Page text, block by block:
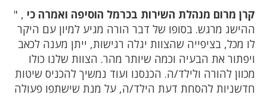
קרן מרום מנהלת השירות בכרמל הוסיפה ואמרה כי , "
ההישג מרגש. בסופו של דבר הורה מגיע למיון עם היקר
לו מכל, בציפייה שהצוות יגלה רגישות, ייתן מענה לכאב
ויפתור את הבעיה וכמה שיותר מהר. הצוות שלנו כולו
מכוון להורה ולילד/ה. הכנסנו ועוד נמשיך להכניס שיטות
חדשניות להסחת דעת הילד/ה, על מנת שישתפו פעולה